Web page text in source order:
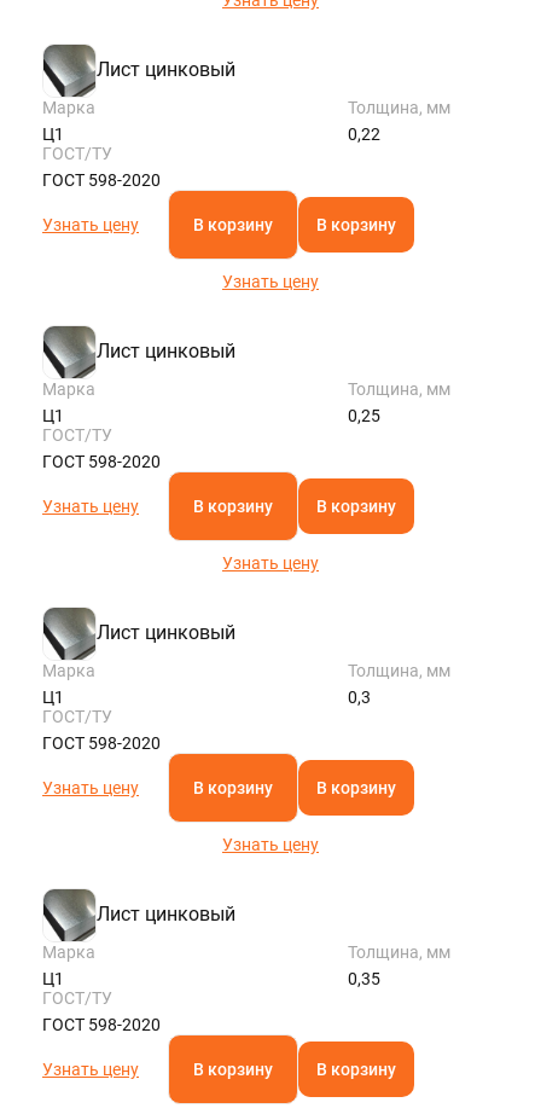
Лист цинковый
Марка
Ц1
Толщина, мм
0,22
ГОСТ/ТУ
ГОСТ 598-2020
Узнать цену В корзину В корзину
Узнать цену
Лист цинковый
Марка
Ц1
Толщина, мм
0,25
ГОСТ/ТУ
ГОСТ 598-2020
Узнать цену В корзину В корзину
Узнать цену
Лист цинковый
Марка
Ц1
Толщина, мм
0,3
ГОСТ/ТУ
ГОСТ 598-2020
Узнать цену В корзину В корзину
Узнать цену
Лист цинковый
Марка
Ц1
Толщина, мм
0,35
ГОСТ/ТУ
ГОСТ 598-2020
Узнать цену В корзину В корзину